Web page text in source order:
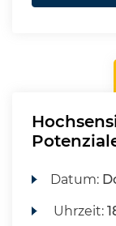
Datum:
Uhrzeit: